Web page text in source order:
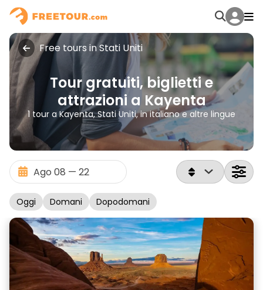
Free tours in Stati Uniti
Tour gratuiti, biglietti e
attrazioni a Kayenta
1 tour a Kayenta, Stati Uniti, in italiano e altre lingue
Oggi Domani Dopodomani